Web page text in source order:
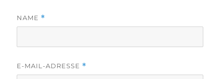
NAME *
E-MAIL-ADRESSE *